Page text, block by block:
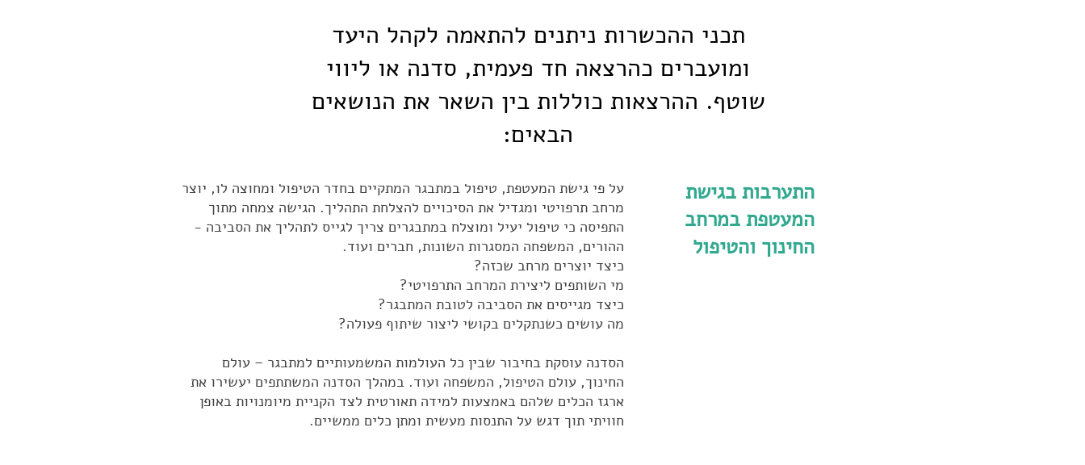
תכני ההכשרות ניתנים להתאמה לקהל היעד
ומועברים כהרצאה חד פעמית, סדנה או ליווי
שוטף. ההרצאות כוללות בין השאר את הנושאים
הבאים:
על פי גישת המעטפת, טיפול במתבגר המתקיים בחדר הטיפול ומחוצה לו, יוצר
מרחב תרפויטי ומגדיל את הסיכויים להצלחת התהליך. הגישה צמחה מתוך
התפיסה כי טיפול יעיל ומוצלח במתבגרים צריך לגייס לתהליך את הסביבה -
ההורים, המשפחה המסגרות השונות, חברים ועוד.
כיצד יוצרים מרחב שכזה?
מי השותפים ליצירת המרחב התרפויטי?
כיצד מגייסים את הסביבה לטובת המתבגר?
מה עושים כשנתקלים בקושי ליצור שיתוף פעולה?
הסדנה עוסקת בחיבור שבין כל העולמות המשמעותיים למתבגר – עולם
החינוך, עולם הטיפול, המשפחה ועוד. במהלך הסדנה המשתתפים יעשירו את
ארגז הכלים שלהם באמצעות למידה תאורטית לצד הקניית מיומנויות באופן
חוויתי תוך דגש על התנסות מעשית ומתן כלים ממשיים.
התערבות בגישת
המעטפת במרחב
החינוך והטיפול